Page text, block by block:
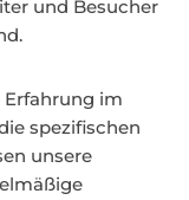
und Besucher
Erfahrung im
spezifischen
unsere